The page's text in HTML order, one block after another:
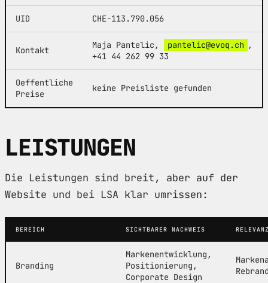
UID CHE-113.790.056
Kontakt Maja Pantelic, pantelic@evoq.ch ,
+41 44 262 99 33
Oeffentliche
Preise
keine Preisliste gefunden
LEISTUNGEN
Die Leistungen sind breit, aber auf der
Website und bei LSA klar umrissen:
BEREICH SICHTBARER NACHWEIS
Branding
Markenentwicklung,
Positionierung,
Corporate Design